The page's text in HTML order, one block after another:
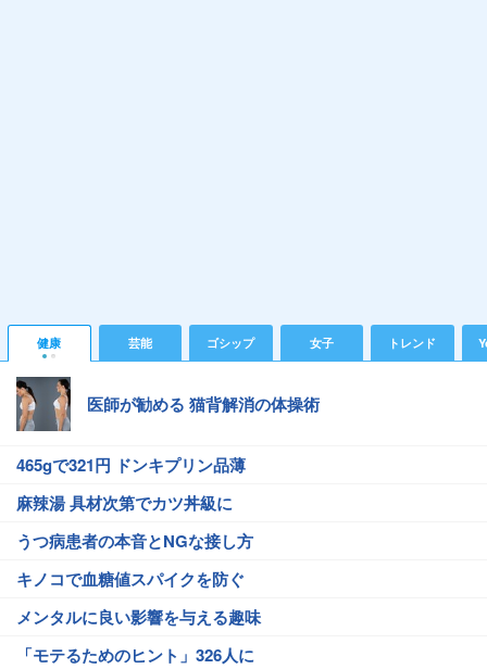
健康 芸能 ゴシップ 女子 トレンド
医師が勧める 猫背解消の体操術
465gで321円 ドンキプリン品薄
麻辣湯 具材次第でカツ丼級に
うつ病患者の本音とNGな接し方
キノコで血糖値スパイクを防ぐ
メンタルに良い影響を与える趣味
「モテるためのヒント」326人に